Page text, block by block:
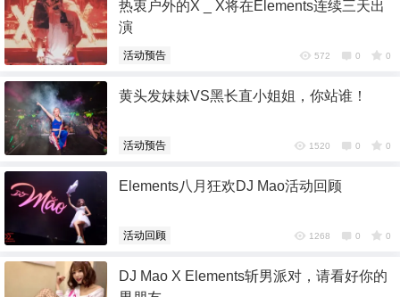
热衷户外的X _ X将在Elements连续三天出
演
活动预告 572 0 0
黄头发妹妹VS黑长直小姐姐，你站谁！
活动预告 1520 0 0
Elements八月狂欢DJ Mao活动回顾
活动回顾 1268 0 0
DJ Mao X Elements斩男派对，请看好你的
您没有权限发布内容，请购买会员或者提升权
限。
忘记密码？ 找回 已有帐号？ 登录
社交帐号直接登录